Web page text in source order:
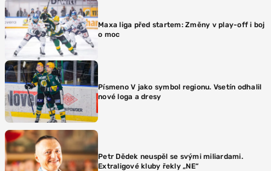
Maxa liga před startem: Změny v play-off i boj
o moc
Písmeno V jako symbol regionu. Vsetín odhalil
nové loga a dresy
Petr Dědek neuspěl se svými miliardami.
Extraligové kluby řekly „NE“